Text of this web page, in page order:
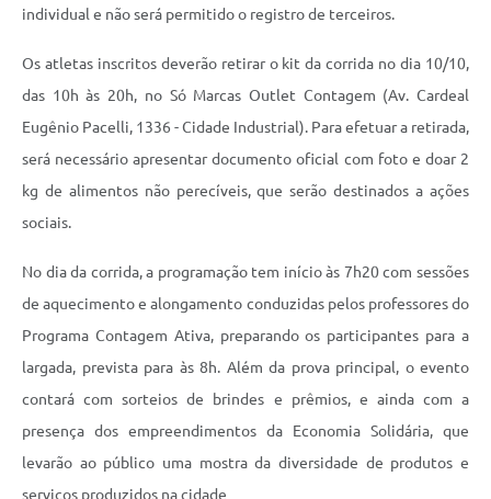
individual e não será permitido o registro de terceiros.
Os atletas inscritos deverão retirar o kit da corrida no dia 10/10,
das 10h às 20h, no Só Marcas Outlet Contagem (Av. Cardeal
Eugênio Pacelli, 1336 - Cidade Industrial). Para efetuar a retirada,
será necessário apresentar documento oficial com foto e doar 2
kg de alimentos não perecíveis, que serão destinados a ações
sociais.
No dia da corrida, a programação tem início às 7h20 com sessões
de aquecimento e alongamento conduzidas pelos professores do
Programa Contagem Ativa, preparando os participantes para a
largada, prevista para às 8h. Além da prova principal, o evento
contará com sorteios de brindes e prêmios, e ainda com a
presença dos empreendimentos da Economia Solidária, que
levarão ao público uma mostra da diversidade de produtos e
serviços produzidos na cidade